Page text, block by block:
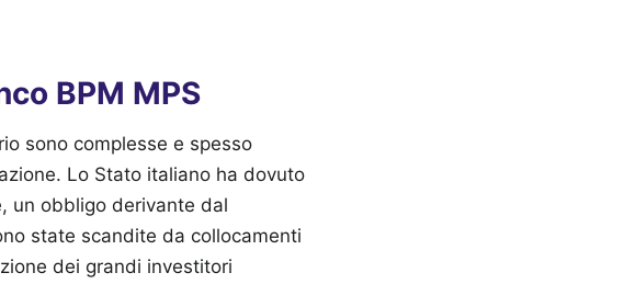
BPM MPS
sono complesse e spesso
Lo Stato italiano ha dovuto
un obbligo derivante dal
state scandite da collocamenti
dei grandi investitori